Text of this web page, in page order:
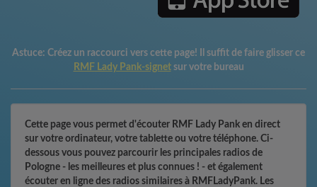
Astuce: Créez un raccourci vers cette page! Il suffit de faire glisser ce
RMF Lady Pank-signet sur votre bureau
Cette page vous permet d'écouter RMF Lady Pank en direct
sur votre ordinateur, votre tablette ou votre téléphone. Ci-
dessous vous pouvez parcourir les principales radios de
Pologne - les meilleures et plus connues ! - et également
écouter en ligne des radios similaires à RMFLadyPank. Les